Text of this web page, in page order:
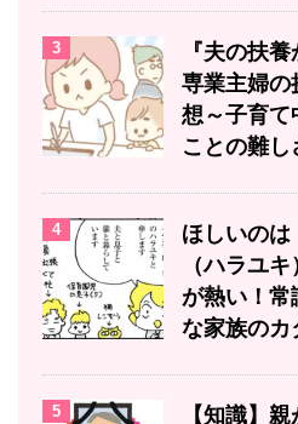
3
『夫の扶
専業主婦の
想～子育て
ことの難し
4
ほしいのは
（ハラユ
が熱い！常
な家族のカ
5
【知識】